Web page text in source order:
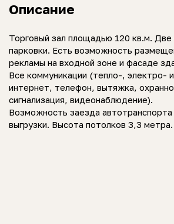
Описание
Торговый зал площадью 120 кв.м. Две
парковки. Есть возможность
рекламы на входной зоне и фасаде
Все коммуникации (тепло-, электро-
интернет, телефон, вытяжка,
сигнализация, видеонаблюдение).
Возможность заезда автотранспорта
выгрузки. Высота потолков 3,3 метра.